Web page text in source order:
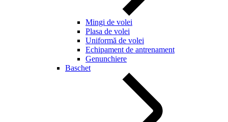
Mingi de volei
Plasa de volei
Uniformă de volei
Echipament de antrenament
Genunchiere
Baschet